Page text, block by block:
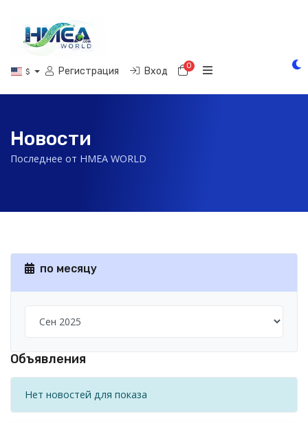
$ Регистрация Вход 0Корзина
Новости
Последнее от HMEA WORLD
по месяцу
Объявления
Нет новостей для показа